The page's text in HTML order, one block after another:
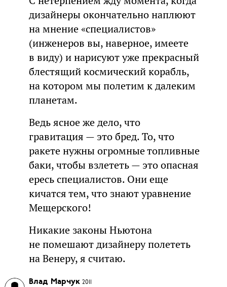
дизайнеры окончательно наплюют
на мнение «специалистов»
(инженеров вы, наверное, имеете
в виду) и нарисуют уже прекрасный
блестящий космический корабль,
на котором мы полетим к далеким
планетам.
Ведь ясное же дело, что
гравитация — это бред. То, что
ракете нужны огромные топливные
баки, чтобы взлететь — это опасная
ересь специалистов. Они еще
кичатся тем, что знают уравнение
Мещерского!
Никакие законы Ньютона
не помешают дизайнеру полететь
на Венеру, я считаю.
Влад Марчук 2011